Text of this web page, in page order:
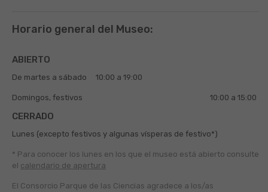
Horario general del Museo:
ABIERTO
De martes a sábado 10:00 a 19:00
Domingos, festivos 10:00 a 15:00
CERRADO
Lunes (excepto festivos y algunas vísperas de festivo*)
* Para conocer los lunes en los que el museo está abierto consulte
el calendario de apertura
El Consorcio Parque de las Ciencias agradece a los/as